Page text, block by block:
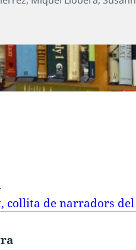
collita de narradors del